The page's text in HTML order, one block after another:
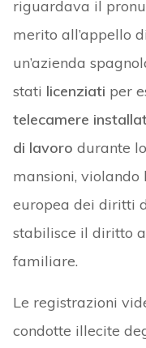
riguardava il
merito all’appello
un’azienda
stati licenziati per
telecamere
di lavoro durante
mansioni, violando
europea dei diritti
stabilisce il diritto
familiare.
Le registrazioni
condotte illecite